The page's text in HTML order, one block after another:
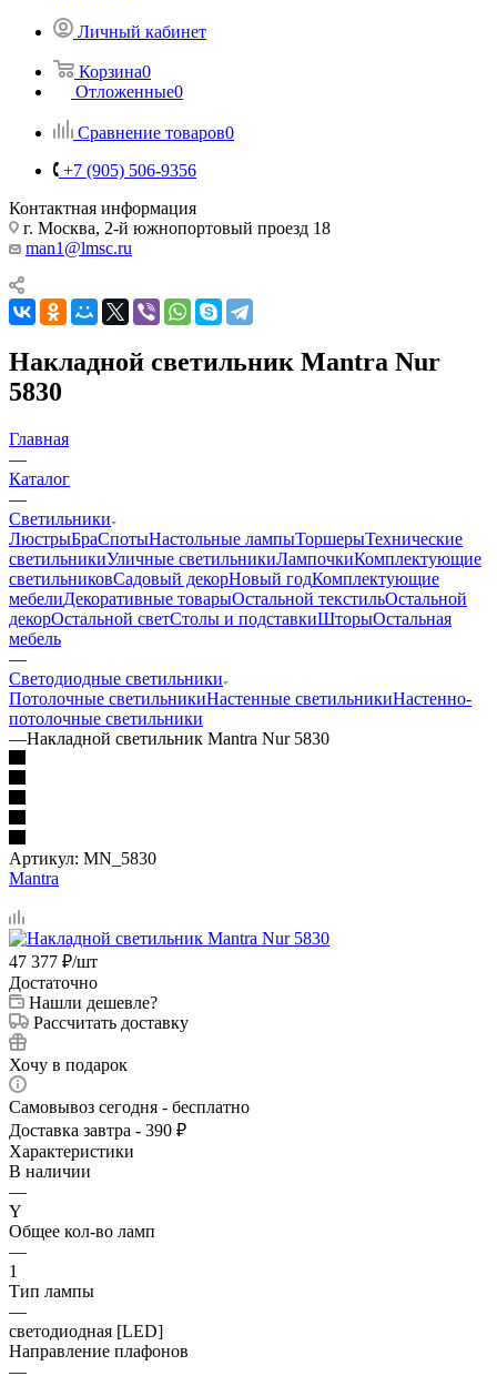
Личный кабинет
Корзина0
Отложенные0
Сравнение товаров0
+7 (905) 506-9356
Контактная информация
г. Москва, 2-й южнопортовый проезд 18
man1@lmsc.ru
Накладной светильник Mantra Nur
5830
Главная
—
Каталог
—
Светильники
ЛюстрыБраСпотыНастольные лампыТоршерыТехнические
светильникиУличные светильникиЛампочкиКомплектующие
светильниковСадовый декорНовый годКомплектующие
мебелиДекоративные товарыОстальной текстильОстальной
декорОстальной светСтолы и подставкиШторыОстальная
мебель
—
Светодиодные светильники
Потолочные светильникиНастенные светильникиНастенно-
потолочные светильники
—Накладной светильник Mantra Nur 5830
Артикул: MN_5830
Mantra
47 377 ₽/шт
Достаточно
Нашли дешевле?
Рассчитать доставку
Хочу в подарок
Самовывоз сегодня - бесплатно
Доставка завтра - 390 ₽
Характеристики
В наличии
—
Y
Общее кол-во ламп
—
1
Тип лампы
—
светодиодная [LED]
Направление плафонов
—